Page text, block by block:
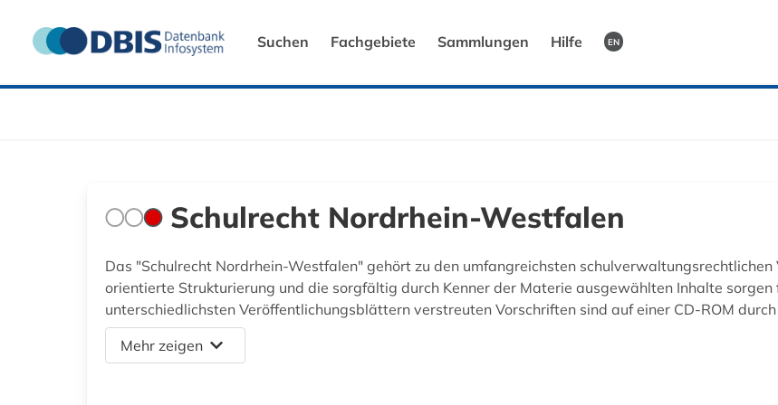
Suchen Fachgebiete Sammlungen Hilfe EN
Schulrecht Nordrhein-Westfalen
Das "Schulrecht Nordrhein-Westfalen" gehört zu den umfangreichsten
orientierte Strukturierung und die sorgfältig durch Kenner der Materie ausgewählten Inhalte sorgen
unterschiedlichsten Veröffentlichungsblättern verstreuten Vorschriften sind auf einer CD-ROM
Mehr zeigen